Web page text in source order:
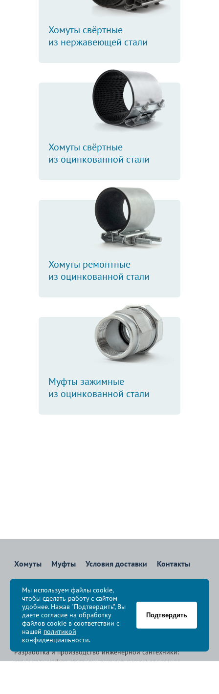
Хомуты свёртные
из нержавеющей стали
Хомуты свёртные
из оцинкованной стали
Хомуты ремонтные
из оцинкованной стали
Муфты зажимные
из оцинкованной стали
Хомуты Муфты Условия доставки Контакты
8 800 700-83-36
Звоните бесплатно с 08:00 до 17:00 по Москве
политика конфиденциальности
© Группа компаний « », 2009-2026
Разработка и производство инженерной сантехники:
зажимные муфты, ремонтные хомуты, гидравлические
Мы используем файлы cookie,
чтобы сделать работу с сайтом
удобнее. Нажав "Подтвердить", Вы
даете согласие на обработку
файлов cookie в соответствии с
нашей политикой
конфиденциальности.
Подтвердить